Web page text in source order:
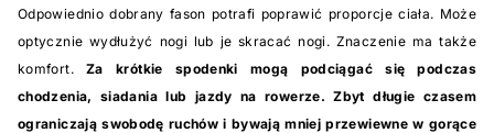
Odpowiednio dobrany fason potrafi poprawić proporcje ciała. Może
optycznie wydłużyć nogi lub je skracać nogi. Znaczenie ma także
komfort.Za krótkie spodenki mogą podciągać się podczas
chodzenia, siadania lub jazdy na rowerze. Zbyt długie czasem
ograniczają swobodę ruchów i bywają mniej przewiewne w gorące